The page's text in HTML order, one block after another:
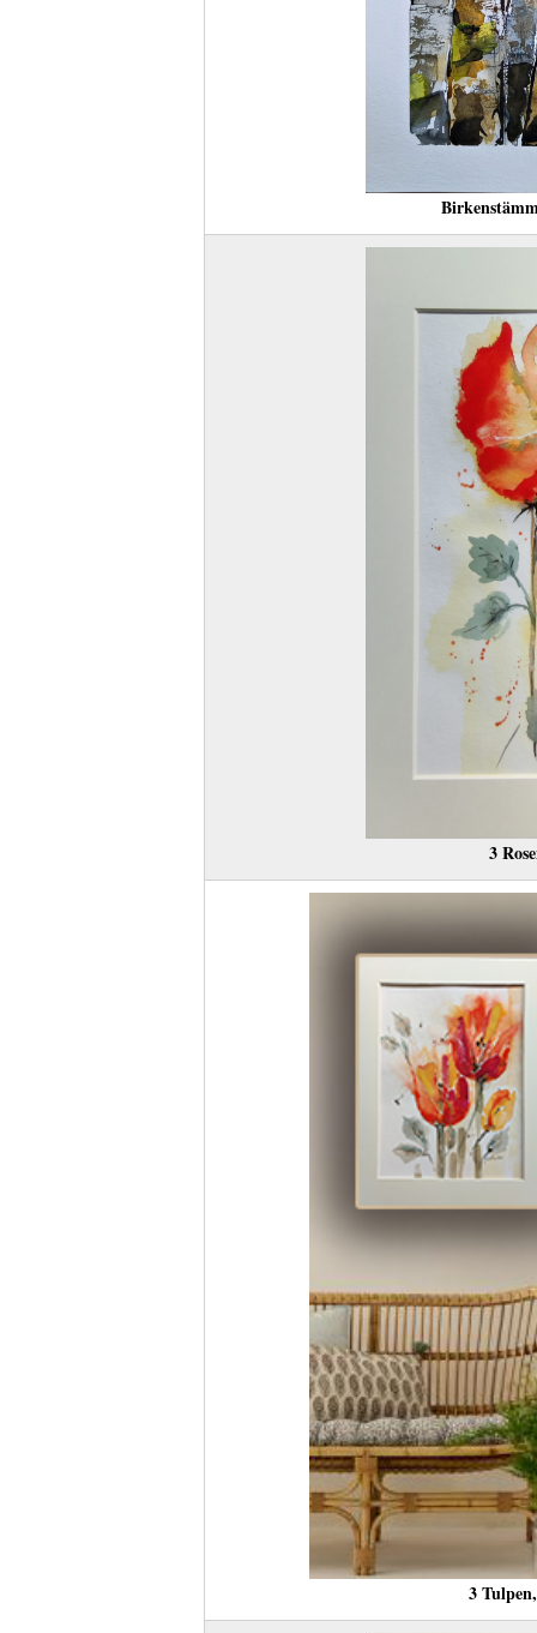
3
3